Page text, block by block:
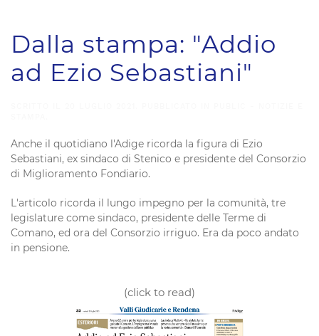
Dalla stampa: "Addio
ad Ezio Sebastiani"
Anche il quotidiano l'Adige ricorda la figura di Ezio
Sebastiani, ex sindaco di Stenico e presidente del Consorzio
di Miglioramento Fondiario.
L'articolo ricorda il lungo impegno per la comunità, tre
legislature come sindaco, presidente delle Terme di
Comano, ed ora del Consorzio irriguo. Era da poco andato
in pensione.
(click to read)